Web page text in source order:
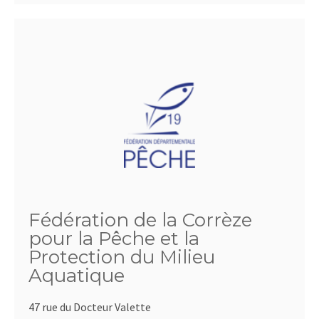
Fédération de la Corrèze
pour la Pêche et la
Protection du Milieu
Aquatique
47 rue du Docteur Valette